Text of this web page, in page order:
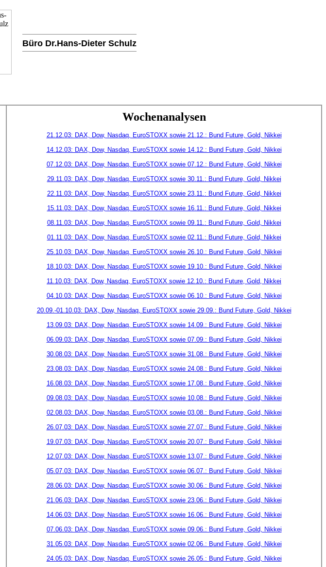
Büro Dr.Hans-Dieter Schulz
Wochenanalysen
21.12.03: DAX, Dow, Nasdaq, EuroSTOXX sowie 21.12.: Bund Future, Gold, Nikkei
14.12.03: DAX, Dow, Nasdaq, EuroSTOXX sowie 14.12.: Bund Future, Gold, Nikkei
07.12.03: DAX, Dow, Nasdaq, EuroSTOXX sowie 07.12.: Bund Future, Gold, Nikkei
29.11.03: DAX, Dow, Nasdaq, EuroSTOXX sowie 30.11.: Bund Future, Gold, Nikkei
22.11.03: DAX, Dow, Nasdaq, EuroSTOXX sowie 23.11.: Bund Future, Gold, Nikkei
15.11.03: DAX, Dow, Nasdaq, EuroSTOXX sowie 16.11.: Bund Future, Gold, Nikkei
08.11.03: DAX, Dow, Nasdaq, EuroSTOXX sowie 09.11.: Bund Future, Gold, Nikkei
01.11.03: DAX, Dow, Nasdaq, EuroSTOXX sowie 02.11.: Bund Future, Gold, Nikkei
25.10.03: DAX, Dow, Nasdaq, EuroSTOXX sowie 26.10.: Bund Future, Gold, Nikkei
18.10.03: DAX, Dow, Nasdaq, EuroSTOXX sowie 19.10.: Bund Future, Gold, Nikkei
11.10.03: DAX, Dow, Nasdaq, EuroSTOXX sowie 12.10.: Bund Future, Gold, Nikkei
04.10.03: DAX, Dow, Nasdaq, EuroSTOXX sowie 06.10.: Bund Future, Gold, Nikkei
20.09.-01.10.03: DAX, Dow, Nasdaq, EuroSTOXX sowie 29.09.: Bund Future, Gold, Nikkei
13.09.03: DAX, Dow, Nasdaq, EuroSTOXX sowie 14.09.: Bund Future, Gold, Nikkei
06.09.03: DAX, Dow, Nasdaq, EuroSTOXX sowie 07.09.: Bund Future, Gold, Nikkei
30.08.03: DAX, Dow, Nasdaq, EuroSTOXX sowie 31.08.: Bund Future, Gold, Nikkei
23.08.03: DAX, Dow, Nasdaq, EuroSTOXX sowie 24.08.: Bund Future, Gold, Nikkei
16.08.03: DAX, Dow, Nasdaq, EuroSTOXX sowie 17.08.: Bund Future, Gold, Nikkei
09.08.03: DAX, Dow, Nasdaq, EuroSTOXX sowie 10.08.: Bund Future, Gold, Nikkei
02.08.03: DAX, Dow, Nasdaq, EuroSTOXX sowie 03.08.: Bund Future, Gold, Nikkei
26.07.03: DAX, Dow, Nasdaq, EuroSTOXX sowie 27.07.: Bund Future, Gold, Nikkei
19.07.03: DAX, Dow, Nasdaq, EuroSTOXX sowie 20.07.: Bund Future, Gold, Nikkei
12.07.03: DAX, Dow, Nasdaq, EuroSTOXX sowie 13.07.: Bund Future, Gold, Nikkei
05.07.03: DAX, Dow, Nasdaq, EuroSTOXX sowie 06.07.: Bund Future, Gold, Nikkei
28.06.03: DAX, Dow, Nasdaq, EuroSTOXX sowie 30.06.: Bund Future, Gold, Nikkei
21.06.03: DAX, Dow, Nasdaq, EuroSTOXX sowie 23.06.: Bund Future, Gold, Nikkei
14.06.03: DAX, Dow, Nasdaq, EuroSTOXX sowie 16.06.: Bund Future, Gold, Nikkei
07.06.03: DAX, Dow, Nasdaq, EuroSTOXX sowie 09.06.: Bund Future, Gold, Nikkei
31.05.03: DAX, Dow, Nasdaq, EuroSTOXX sowie 02.06.: Bund Future, Gold, Nikkei
24.05.03: DAX, Dow, Nasdaq, EuroSTOXX sowie 26.05.: Bund Future, Gold, Nikkei